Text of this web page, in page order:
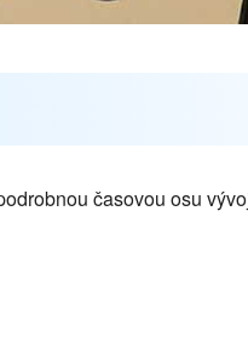
časovou osu